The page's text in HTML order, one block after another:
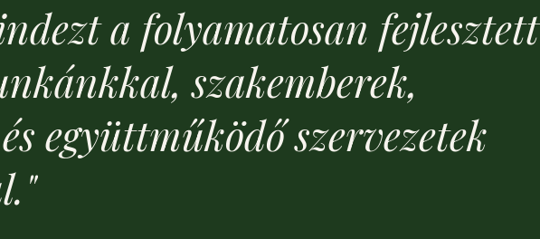
a folyamatosan fejlesztett
szakemberek,
együttműködő szervezetek